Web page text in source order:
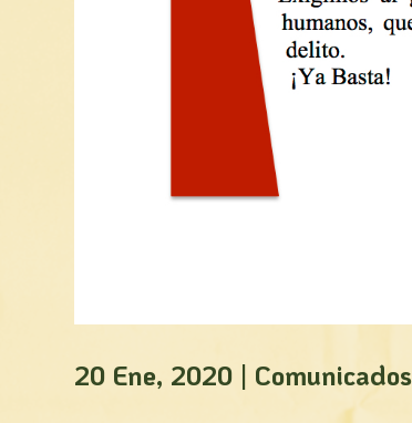
20 Ene, 2020 | Comunicados